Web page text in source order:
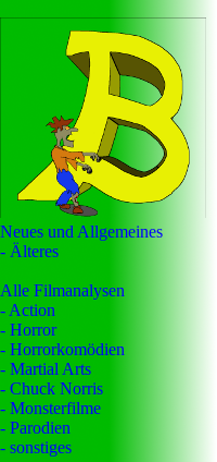
Neues und Allgemeines
- Älteres
Alle Filmanalysen
- Action
- Horror
- Horrorkomödien
- Martial Arts
- Chuck Norris
- Monsterfilme
- Parodien
- sonstiges